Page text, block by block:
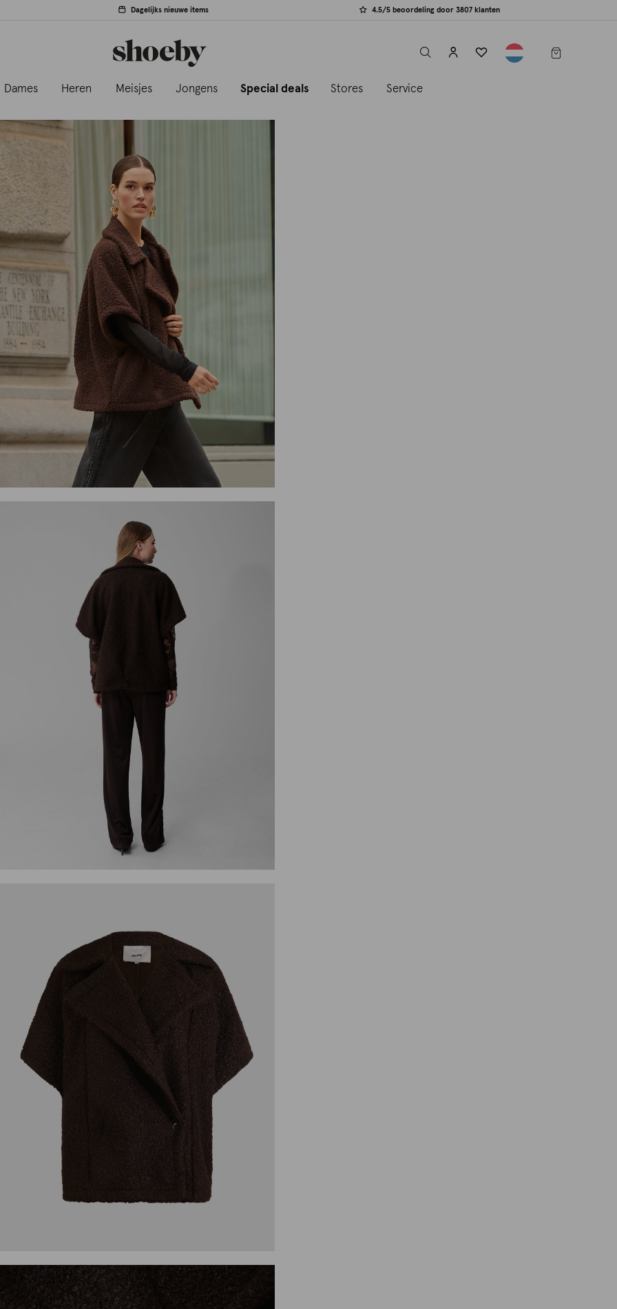
Dagelijks nieuwe items 4.5/5 beoordeling door 3807 klanten
label.header.toggle
Dames Heren Meisjes Jongens Special deals Stores Service